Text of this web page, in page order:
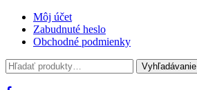
Môj účet
Zabudnuté heslo
Obchodné podmienky
Hľadať:
Vyhľadávanie